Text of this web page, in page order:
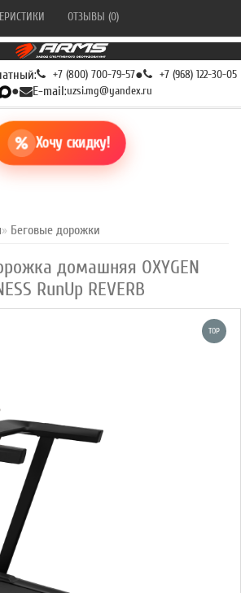
+7 (800) 700-79-57● +7 (968) 122-30-05
● E-mail:uzsi.mg@yandex.ru
Хочу скидку!
Беговые дорожки
домашняя OXYGEN
RunUp REVERB
ОТЗЫВЫ (0)
TOP